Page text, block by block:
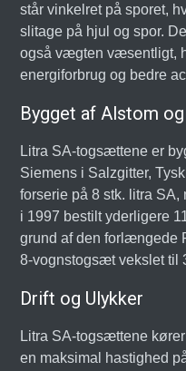
står vinkelret på sporet,
slitage på hjul og spor.
også vægten væsentligt,
energiforbrug og bedre
Bygget af Alstom
Litra SA-togsættene er
Siemens i Salzgitter,
forserie på 8 stk. litra
i 1997 bestilt yderligere
grund af den forlængede
8-vognstogsæt vekslet til
Drift og Ulykker
Litra SA-togsættene
en maksimal hastighed